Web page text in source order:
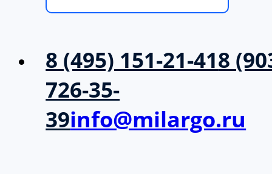
8 (495) 151-21-418
726-35-
39info@milargo.ru